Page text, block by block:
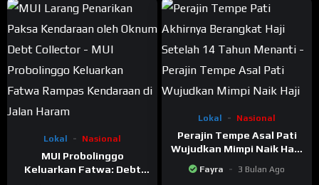
Lokal Nasional
MUI Probolinggo
Keluarkan Fatwa: Debt
Lokal Nasional
Perajin Tempe Asal Pati
Wujudkan Mimpi Naik Haji,
Tabung Rp10 Ribu Sehari
Fayra 3 Bulan Ago